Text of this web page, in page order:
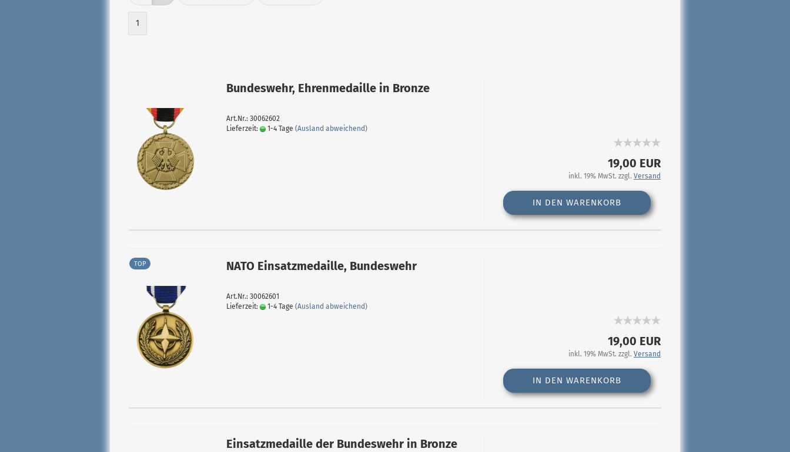
1
Bundeswehr, Ehrenmedaille in Bronze
Art.Nr.: 30062602
Lieferzeit:
1-4 Tage (Ausland abweichend)
19,00 EUR
inkl. 19% MwSt. zzgl. Versand
IN DEN WARENKORB
TOP NATO Einsatzmedaille, Bundeswehr
Art.Nr.: 30062601
Lieferzeit:
1-4 Tage (Ausland abweichend)
19,00 EUR
inkl. 19% MwSt. zzgl. Versand
IN DEN WARENKORB
Einsatzmedaille der Bundeswehr in Bronze